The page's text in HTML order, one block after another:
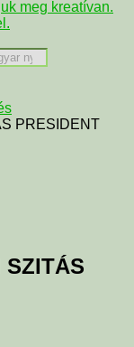
meg kreatívan.
PRESIDENT
SZITÁS